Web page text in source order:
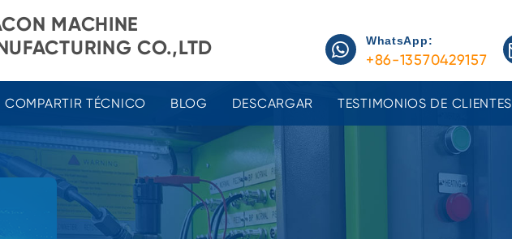
MACHINE
CO.,LTD
WhatsApp:
+86-13570429157
COMPARTIR TÉCNICO BLOG DESCARGAR TESTIMONIOS DE CLIENTES